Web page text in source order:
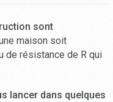
sont
maison soit
de résistance de R qui
lancer dans quelques